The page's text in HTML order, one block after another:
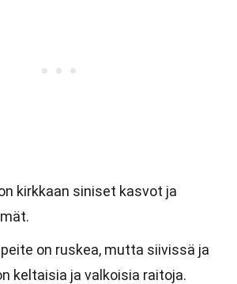
kirkkaan siniset kasvot ja
on ruskea, mutta siivissä ja
keltaisia ja valkoisia raitoja.